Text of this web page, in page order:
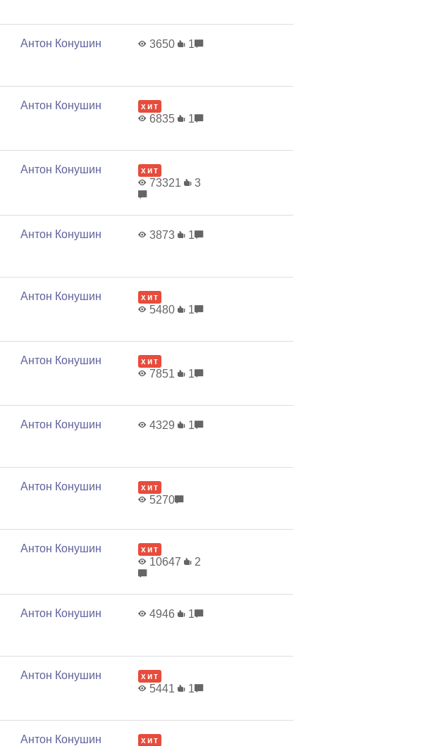
Антон Конушин 3650 1
Антон Конушин хит
6835 1
Антон Конушин хит
73321 3
Антон Конушин 3873 1
Антон Конушин хит
5480 1
Антон Конушин хит
7851 1
Антон Конушин 4329 1
Антон Конушин хит
5270
Антон Конушин хит
10647 2
Антон Конушин 4946 1
Антон Конушин хит
5441 1
Антон Конушин хит